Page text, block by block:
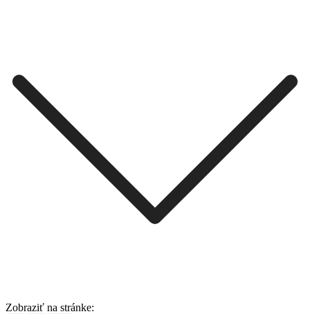
Zobraziť na stránke: